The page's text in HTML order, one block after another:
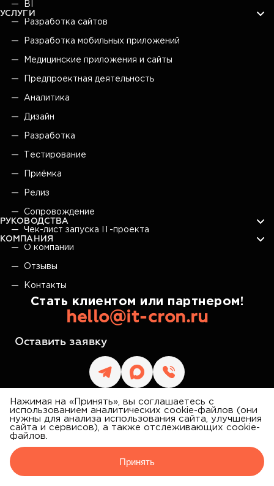
Нажимая на «Принять», вы соглашаетесь с
использованием аналитических cookie-файлов (они
нужны для анализа использования сайта, улучшения
сайта и сервисов), а также отслеживающих cookie-
файлов.
Принять
IT CRON
BI
УСЛУГИ
Разработка сайтов
Разработка мобильных приложений
Медицинские приложения и сайты
Предпроектная деятельность
Аналитика
Дизайн
Разработка
Тестирование
Приёмка
Релиз
Сопровождение
РУКОВОДСТВА
Чек-лист запуска IT-проекта
КОМПАНИЯ
О компании
Отзывы
Контакты
Стать клиентом или партнером!
hello@it-cron.ru
Оставить заявку